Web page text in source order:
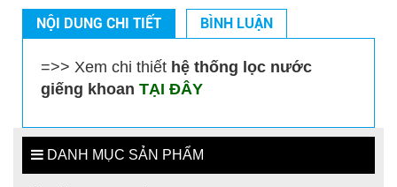
NỘI DUNG CHI TIẾT BÌNH LUẬN
=>> Xem chi thiết hệ thống lọc nước
giếng khoan TẠI ĐÂY
DANH MỤC SẢN PHẨM